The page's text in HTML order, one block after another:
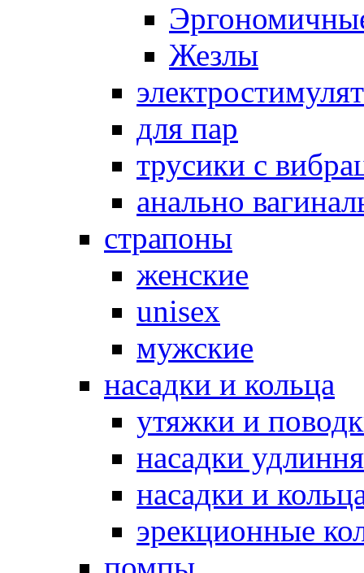
Жезлы
для пар
трусики с
анально
страпоны
женские
unisex
мужские
насадки и кольца
утяжки и
насадки
насадки и
эрекционные